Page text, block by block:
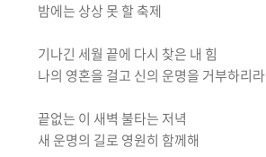
밤에는 상상 못 할 축제
기나긴 세월 끝에 다시 찾은 내 힘
나의 영혼을 걸고 신의 운명을 거부하리라
끝없는 이 새벽 불타는 저녁
새 운명의 길로 영원히 함께해